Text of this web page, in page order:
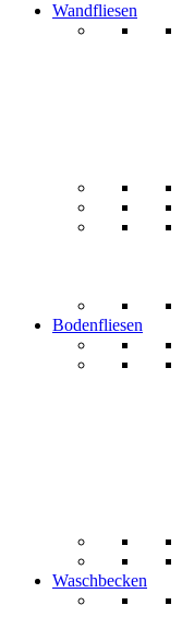
Wandfliesen
Bodenfliesen
Waschbecken